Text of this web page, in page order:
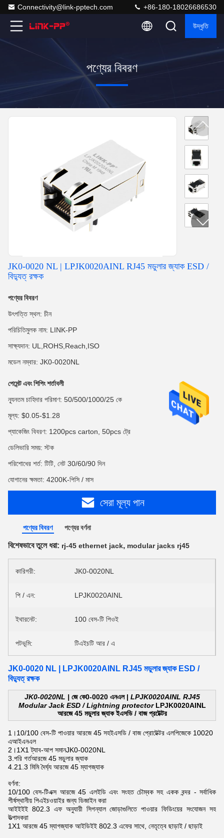
Connectivity@link-pptech.com +86-180-18026686530
উদ্ধৃতি
পণ্যের বিবরণ
JK0-0020 NL | LPJK0020AINL RJ45 মডুলার জ্যাক ESD /
বিদ্যুত্ রক্ষক
পণ্যের বিবরণ
উৎপত্তি স্থল: চীন
পরিচিতিমুলক নাম: LINK-PP
সাক্ষ্যদান: UL,ROHS,Reach,ISO
মডেল নম্বার: JK0-0020NL
পেমেন্ট এবং শিপিং শর্তাবলী
ন্যূনতম চাহিদার পরিমাণ: 50/500/1000/25 কে
মূল্য: $0.05-$1.28
প্যাকেজিং বিবরণ: 1200pcs carton, 50pcs ট্রে
ডেলিভারি সময়: স্টক
পরিশোধের শর্ত: টিটি, নেট 30/60/90 দিন
যোগানের ক্ষমতা: 4200K-পিসি / মাস
সেরা মূল্য পান
পণ্যের বিবরণ পণ্যের বর্ণনা
বিশেষভাবে তুলে ধরা: rj-45 ethernet jack, modular jacks rj45
কারিগরী: JK0-0020NL
পি / এন: LPJK0020AINL
ইথারনেট: 100 বেস-টি পিওই
পটভূমি: টিএইচটি আর / এ
JK0-0020 NL | LPJK0020AINL RJ45 মডুলার জ্যাক ESD /
বিদ্যুত্ রক্ষক
JK0-0020NL | জে কে0-0020 এনএল | LPJK0020AINL RJ45
Modular Jack ESD / Lightning protector LPJK0020AINL
আরজে 45 মডুলার জ্যাক ইএসডি / বাজ প্রটেক্টর
1।10/100 বেস-টি পাওয়ার আরজে 45 সহইএসডি / বাজ প্রোটেক্টর এলপিজেকে 10020
এআইএনএল
2।1X1 ট্যাব-আপ সমানJK0-0020NL
3.পরি গর্তআরজে 45 মডুলার জ্যাক
4.21.3 মিমি দৈর্ঘ্য আরজে 45 ম্যাগজ্যাক
বর্ণনা:
10/100 বেস-টিএক্স আরজে 45 এলইডি এবং সংহত চৌম্বক সহ একক বন্দর - সর্বাধিক
শীর্ষস্থানীয় পিএইচওয়াইর জন্য ডিজাইন করা
আইইইই 802.3 এফ অনুযায়ী সিগন্যাল জোড়াগুলিতে পাওয়ার ফিডিংয়ের সংযোজন সহ
উত্পাদকরা
1X1 আরজে 45 ম্যাগজ্যাক আইডিইই 802.3 এফের সাথে, নেতৃত্বে ছাড়াই / ছাড়াই